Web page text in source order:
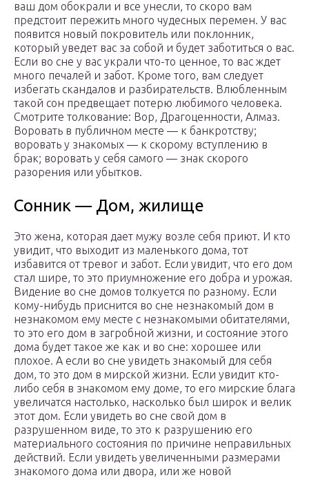
ваш дом обокрали и все унесли, то скоро вам
предстоит пережить много чудесных перемен. У вас
появится новый покровитель или поклонник,
который уведет вас за собой и будет заботиться о вас.
Если во сне у вас украли что-то ценное, то вас ждет
много печалей и забот. Кроме того, вам следует
избегать скандалов и разбирательств. Влюбленным
такой сон предвещает потерю любимого человека.
Смотрите толкование: Вор, Драгоценности, Алмаз.
Воровать в публичном месте — к банкротству;
воровать у знакомых — к скорому вступлению в
брак; воровать у себя самого — знак скорого
разорения или убытков.
Сонник — Дом, жилище
Это жена, которая дает мужу возле себя приют. И кто
увидит, что выходит из маленького дома, тот
избавится от тревог и забот. Если увидит, что его дом
стал шире, то это приумножение его добра и урожая.
Видение во сне домов толкуется по разному. Если
кому-нибудь приснится во сне незнакомый дом в
незнакомом ему месте с незнакомыми обитателями,
то это его дом в загробной жизни, и состояние этого
дома будет такое же как и во сне: хорошее или
плохое. А если во сне увидеть знакомый для себя
дом, то это дом в мирской жизни. Если увидит кто-
либо себя в знакомом ему доме, то его мирские блага
увеличатся настолько, насколько был широк и велик
этот дом. Если увидеть во сне свой дом в
разрушенном виде, то это к разрушению его
материального состояния по причине неправильных
действий. Если увидеть увеличенными размерами
знакомого дома или двора, или же новой